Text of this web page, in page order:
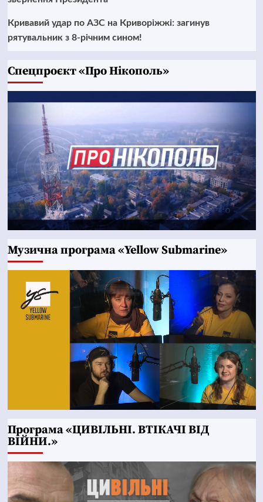
Кривавий удар по АЗС на Криворіжжі: загинув
рятувальник з 8-річним сином!
Cпецпроєкт «Про Нікополь»
Музична програма «Yellow Submarine»
Програма «ЦИВІЛЬНІ. ВТІКАЧІ ВІД
ВІЙНИ.»